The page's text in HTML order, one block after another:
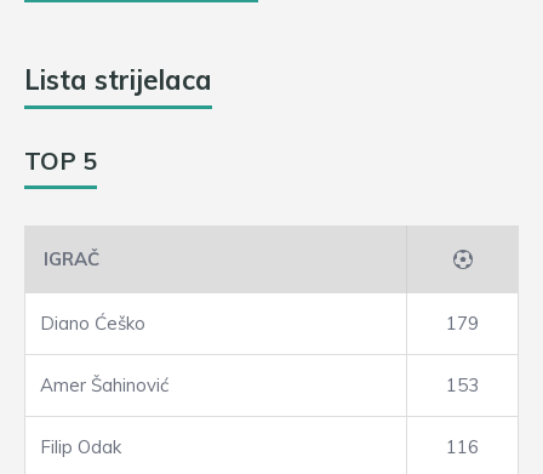
Lista strijelaca
TOP 5
IGRAČ
Diano Ćeško 179
Amer Šahinović 153
Filip Odak 116